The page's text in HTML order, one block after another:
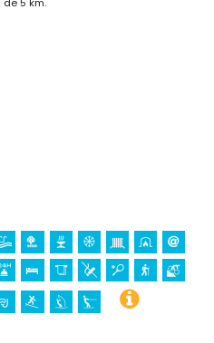
de montagne, cyclisme, escalade,
avec tuba, surf, planche à
5 kilomètres de la villa)
(à moins de 10 kilomètres de
5 km.